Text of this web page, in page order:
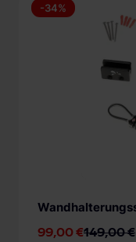
-34%
99,00 €149,00 €